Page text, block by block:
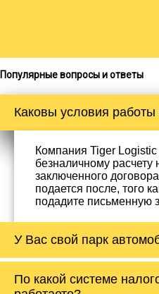
Популярные вопросы и ответы
Каковы условия
Компания Tiger Logistic
безналичному расчету
заключенного
подается после, того
подадите письменную
У Вас свой парк
насчитывает более 50
По какой системе